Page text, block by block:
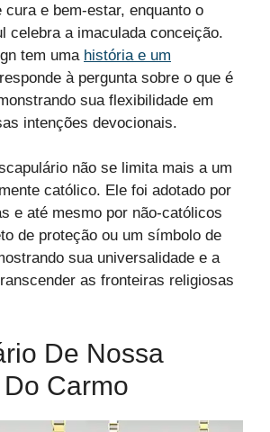
cura e bem-estar, enquanto o
celebra a imaculada conceição.
tem uma história e um
à pergunta sobre o que é
sua flexibilidade em
intenções devocionais.
não se limita mais a um
católico. Ele foi adotado por
e até mesmo por não-católicos
de proteção ou um símbolo de
sua universalidade e a
as fronteiras religiosas
De Nossa
Carmo